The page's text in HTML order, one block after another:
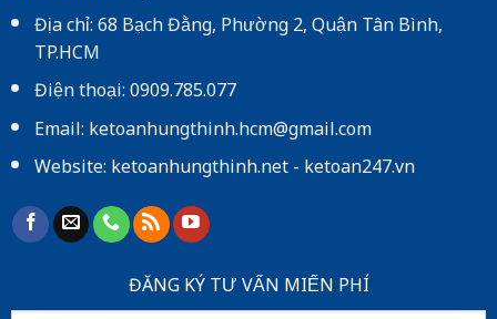
Địa chỉ: 68 Bạch Đằng, Phường 2, Quận Tân Bình,
TP.HCM
Điện thoại: 0909.785.077
Email: ketoanhungthinh.hcm@gmail.com
Website:ketoanhungthinh.net-ketoan247.vn
ĐĂNG KÝ TƯ VẤN MIẾN PHÍ